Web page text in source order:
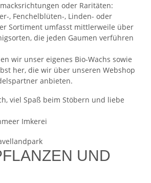
oder Raritäten:
, Fenchelblüten-, Linden- oder
Sortiment umfasst mittlerweile über
die jeden Gaumen verführen
wir unser eigenes Bio-Wachs sowie
her, die wir über unseren Webshop
anbieten.
viel Spaß beim Stöbern und liebe
Imkerei
UND